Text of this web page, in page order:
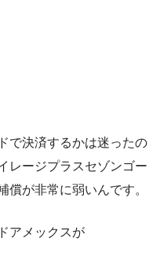
で決済するかは迷ったの
レージプラスセゾンゴー
償が非常に弱いんです。
アメックスが